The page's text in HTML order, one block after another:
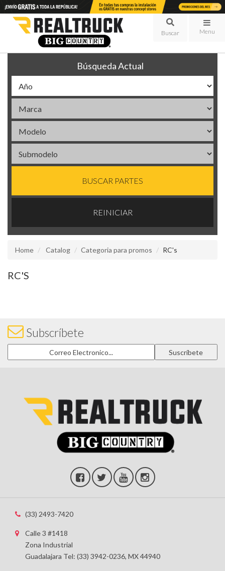
Menu
Búsqueda Actual
BUSCAR PARTES
REINICIAR
Home Catalog Categoria para promos RC's
RC'S
Subscríbete
(33) 2493-7420
Calle 3 #1418
Zona Industrial
Guadalajara Tel: (33) 3942-0236, MX 44940